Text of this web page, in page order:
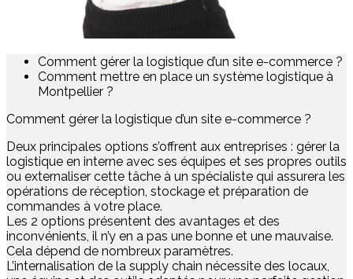
Comment gérer la logistique d’un site e-commerce ?
Comment mettre en place un système logistique à
Montpellier ?
Comment gérer la logistique d’un site e-commerce ?
Deux principales options s’offrent aux entreprises : gérer la
logistique en interne avec ses équipes et ses propres outils
ou externaliser cette tâche à un spécialiste qui assurera les
opérations de réception, stockage et préparation de
commandes à votre place.
Les 2 options présentent des avantages et des
inconvénients, il n’y en a pas une bonne et une mauvaise.
Cela dépend de nombreux paramètres.
L’internalisation de la supply chain nécessite des locaux,